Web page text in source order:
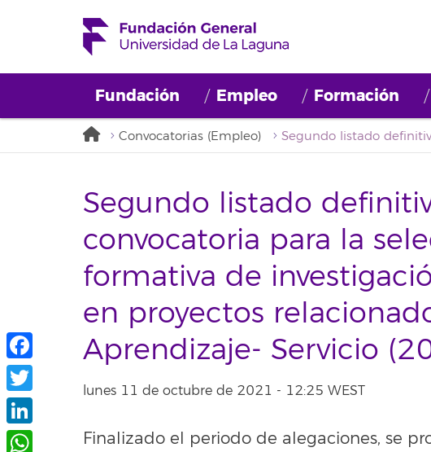
Fundación Empleo Formación
Convocatorias (Empleo)
Segundo listado
convocatoria para la
formativa de
en proyectos
Aprendizaje- Servicio
lunes 11 de octubre de 2021 - 12:25 WEST
Finalizado el periodo de alegaciones, se
Facebook
Twitter
LinkedIn